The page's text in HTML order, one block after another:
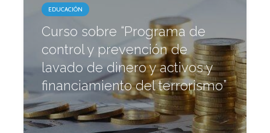
EDUCACIÓN
Curso sobre “Programa de
control y prevención de
lavado de dinero y activos y
financiamiento del terrorismo”